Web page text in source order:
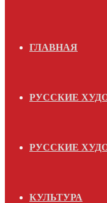
ГЛАВНАЯ
РУССКИЕ
РУССКИЕ
КУЛЬТУРА